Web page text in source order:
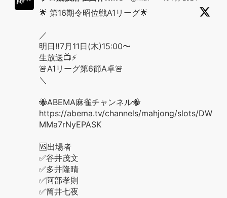
🌟 第16期令昭位戦A1リーグ🌟
／
明日‼️7月11日(木)15:00〜
生放送📺⚡️
🚨A1リーグ第6節A卓🚨
＼
🐝ABEMA麻雀チャンネル🐝
https://abema.tv/channels/mahjong/slots/DW
MMa7rNyEPASK
🆚出場者
✅谷井茂文
✅多井隆晴
✅阿部孝則
✅筒井七夜